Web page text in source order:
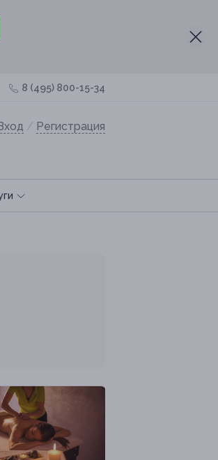
8 (495) 800-15-34
/ Регистрация